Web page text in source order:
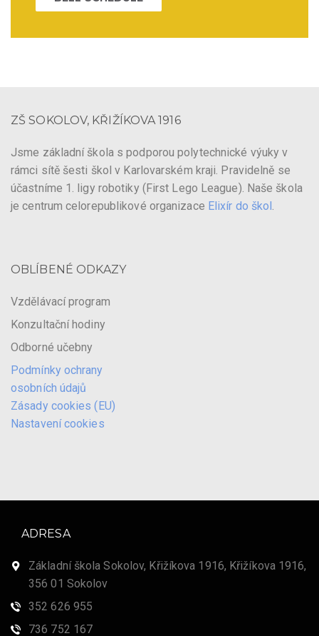
ZŠ SOKOLOV, KŘIŽÍKOVA 1916
Jsme základní škola s podporou polytechnické výuky v
rámci sítě šesti škol v Karlovarském kraji. Pravidelně se
účastníme 1. ligy robotiky (First Lego League). Naše škola
je centrum celorepublikové organizace Elixír do škol.
OBLÍBENÉ ODKAZY
Vzdělávací program
Konzultační hodiny
Odborné učebny
Podmínky ochrany
osobních údajů
Zásady cookies (EU)
Nastavení cookies
ADRESA
Základní škola Sokolov, Křižíkova 1916, Křižíkova 1916,
356 01 Sokolov
352 626 955
736 752 167